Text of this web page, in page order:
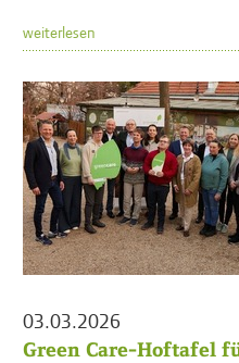
weiterlesen
03.03.2026
Green Care-Hoftafel